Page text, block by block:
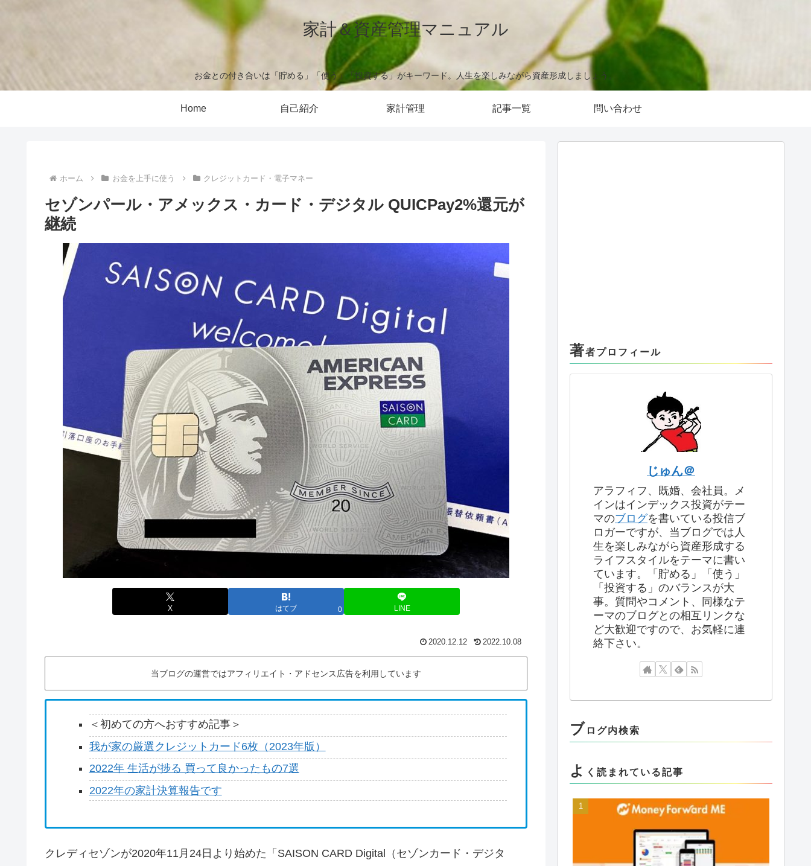
家計＆資産管理マニュアル
お金との付き合いは「貯める」「使う」「投資する」がキーワード。人生を楽しみながら資産形成しましょう。
Home 自己紹介 家計管理 記事一覧 問い合わせ
ホーム お金を上手に使う クレジットカード・電子マネー
セゾンパール・アメックス・カード・デジタル QUICPay2%還元が
継続
X はてブ 0 LINE
2020.12.12 2022.10.08
当ブログの運営ではアフィリエイト・アドセンス広告を利用しています
＜初めての方へおすすめ記事＞
我が家の厳選クレジットカード6枚（2023年版）
2022年 生活が捗る 買って良かったもの7選
2022年の家計決算報告です
クレディセゾンが2020年11月24日より始めた「SAISON CARD Digital（セゾンカード・デジタ
著者プロフィール
じゅん＠
アラフィフ、既婚、会社員。メ
インはインデックス投資がテー
マのブログを書いている投信ブ
ロガーですが、当ブログでは人
生を楽しみながら資産形成する
ライフスタイルをテーマに書い
ています。「貯める」「使う」
「投資する」のバランスが大
事。質問やコメント、同様なテ
ーマのブログとの相互リンクな
ど大歓迎ですので、お気軽に連
絡下さい。
ブ ログ内検索
よ く読まれている記事